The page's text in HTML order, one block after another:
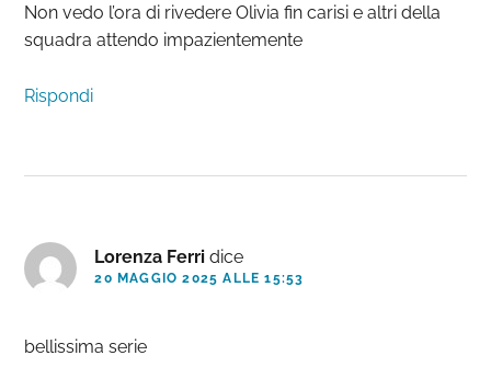
Non vedo l’ora di rivedere Olivia fin carisi e altri della
squadra attendo impazientemente
Rispondi
Lorenza Ferri dice
20 MAGGIO 2025 ALLE 15:53
bellissima serie